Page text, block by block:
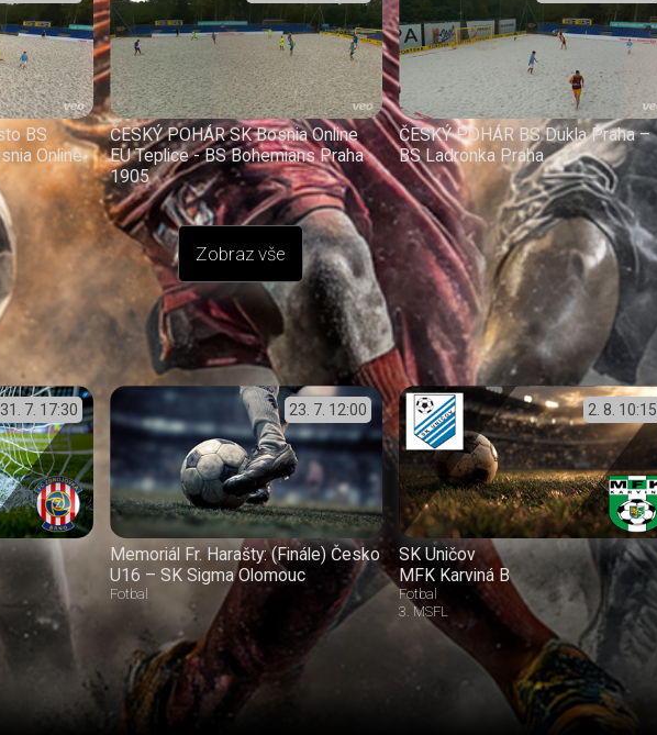
BS
Online
ČESKÝ POHÁR SK Bosnia Online
EU Teplice - BS Bohemians Praha
1905
ČESKÝ POHÁR BS Dukla Praha –
BS Ladronka Praha
Zobraz vše
31. 7. 17:30 23. 7. 12:00
Memoriál Fr. Harašty: (Finále) Česko
U16 – SK Sigma Olomouc
Fotbal
2. 8. 10:15
SK Uničov
MFK Karviná B
Fotbal
3. MSFL